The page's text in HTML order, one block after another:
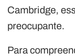
Cambridge,
preocupante.
Para